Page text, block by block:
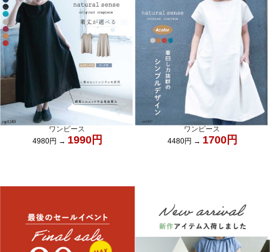
ワンピース
4980円 → 1990円
ワンピース
4480円 → 1700円